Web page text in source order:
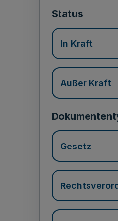
Status
In Kraft
Außer Kraft
Gesetz